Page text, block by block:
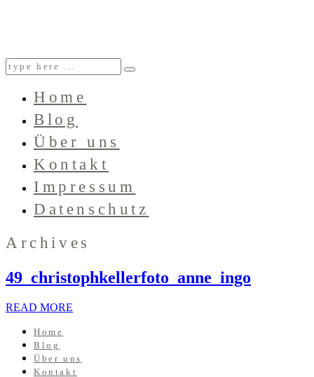
Home
Blog
Über uns
Kontakt
Impressum
Datenschutz
Archives
49_christophkellerfoto_anne_ingo
READ MORE
Home
Blog
Über uns
Kontakt